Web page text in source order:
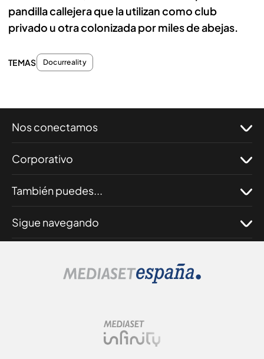
pandilla callejera que la utilizan como club
privado u otra colonizada por miles de abejas.
TEMAS Docurreality
Nos conectamos
Corporativo
También puedes...
Sigue navegando